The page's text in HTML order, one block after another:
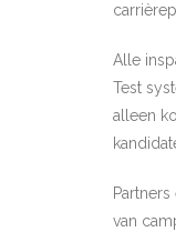
Alle
Test
alleen
van